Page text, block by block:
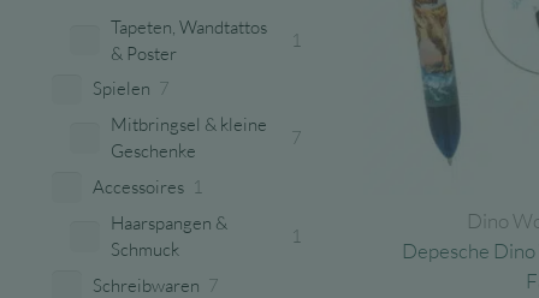
Tapeten, Wandtattos
& Poster
1
Spielen 7
Mitbringsel & kleine
Geschenke
7
Accessoires 1
Haarspangen &
Schmuck
1
Schreibwaren 7
Dino
Depesche